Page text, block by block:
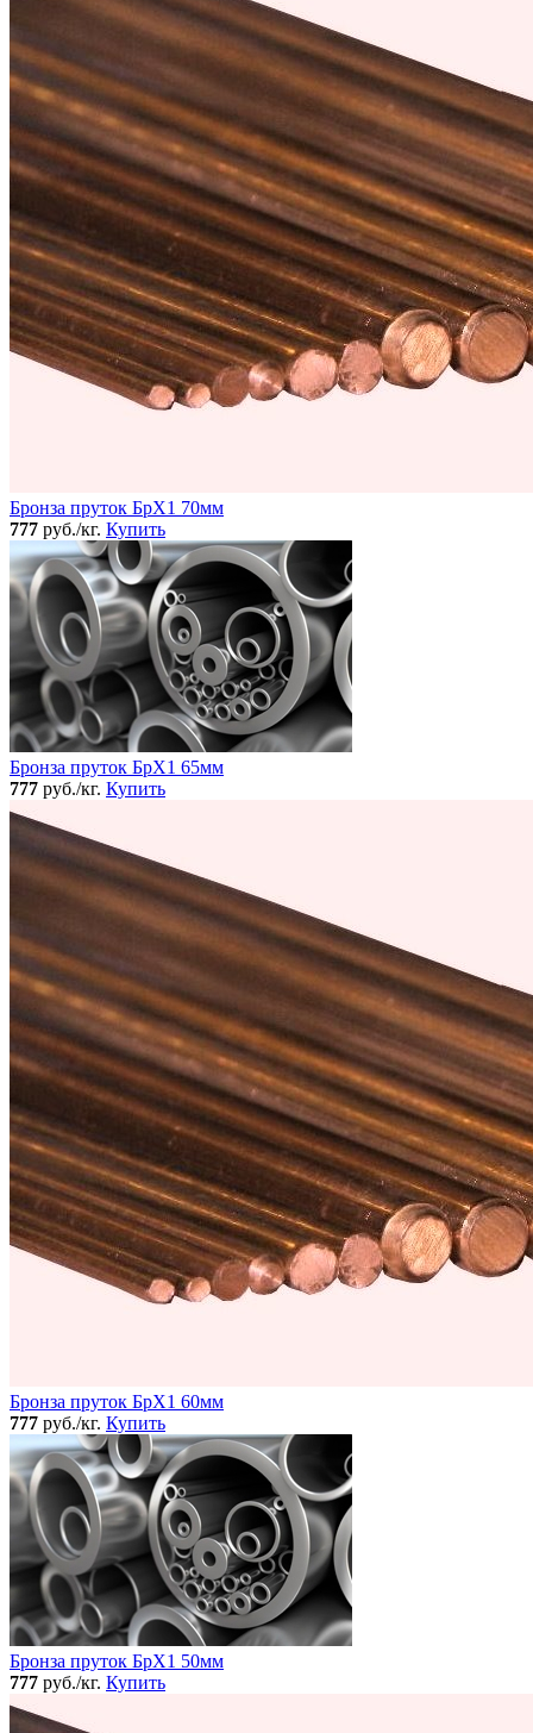
Бронза пруток БрХ1 70мм
777 руб./кг. Купить
Бронза пруток БрХ1 65мм
777 руб./кг. Купить
Бронза пруток БрХ1 60мм
777 руб./кг. Купить
Бронза пруток БрХ1 50мм
777 руб./кг. Купить